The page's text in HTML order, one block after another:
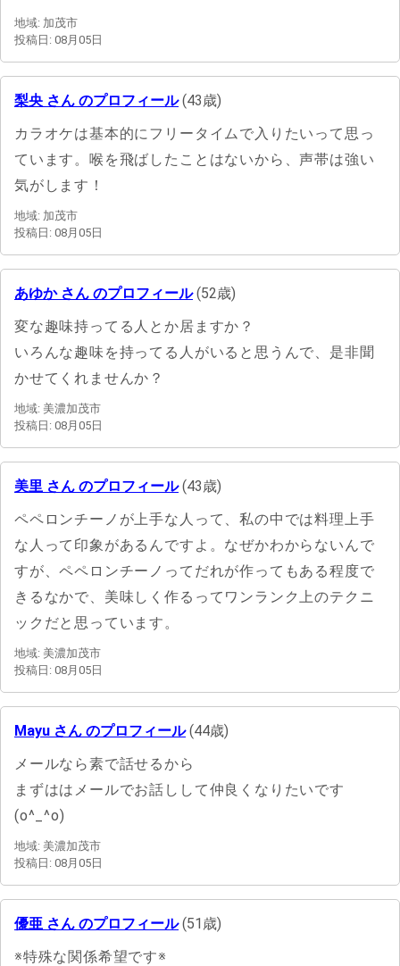
地域: 加茂市
投稿日: 08月05日
梨央 さん のプロフィール(43歳)
カラオケは基本的にフリータイムで入りたいって思っ
ています。喉を飛ばしたことはないから、声帯は強い
気がします！
地域: 加茂市
投稿日: 08月05日
あゆか さん のプロフィール(52歳)
変な趣味持ってる人とか居ますか？
いろんな趣味を持ってる人がいると思うんで、是非聞
かせてくれませんか？
地域: 美濃加茂市
投稿日: 08月05日
美里 さん のプロフィール(43歳)
ペペロンチーノが上手な人って、私の中では料理上手
な人って印象があるんですよ。なぜかわからないんで
すが、ペペロンチーノってだれが作ってもある程度で
きるなかで、美味しく作るってワンランク上のテクニ
ックだと思っています。
地域: 美濃加茂市
投稿日: 08月05日
Mayu さん のプロフィール(44歳)
メールなら素で話せるから
まずははメールでお話しして仲良くなりたいです
(o^_^o)
地域: 美濃加茂市
投稿日: 08月05日
優亜 さん のプロフィール(51歳)
※特殊な関係希望です※